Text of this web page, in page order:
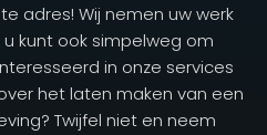
adres! Wij nemen uw werk
kunt ook simpelweg om
in onze services
het laten maken van een
Twijfel niet en neem